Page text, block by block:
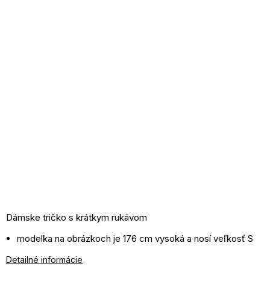
Dámske tričko s krátkym rukávom
modelka na obrázkoch je 176 cm vysoká a nosí veľkosť S
materiál: 90% bavlna, 10% elastan
Detailné informácie